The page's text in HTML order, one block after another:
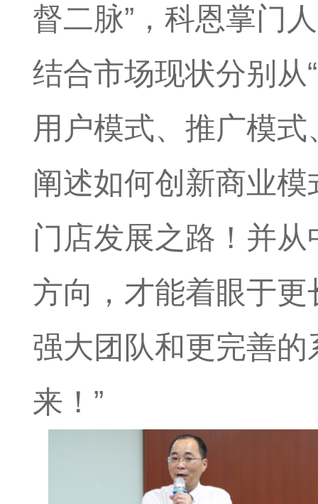
督二脉”，科恩掌门
结合市场现状分别从
用户模式、推广模
阐述如何创新商业
门店发展之路！并
方向，才能着眼于
强大团队和更完善
来！”